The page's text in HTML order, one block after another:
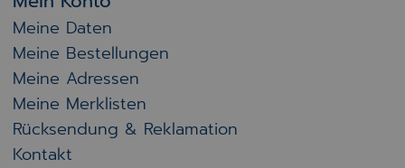
Meine Daten
Meine Bestellungen
Meine Adressen
Meine Merklisten
Rücksendung & Reklamation
Kontakt